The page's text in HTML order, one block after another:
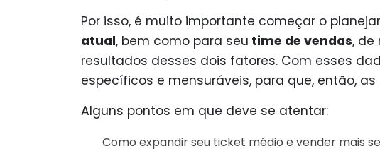
Por isso, é muito importante começar o
atual, bem como para seu time de vendas, de
resultados desses dois fatores. Com esses
específicos e mensuráveis, para que, então,
Alguns pontos em que deve se atentar:
Como expandir seu ticket médio e vender mais